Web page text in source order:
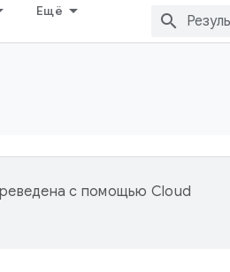
Ещё
с помощью Cloud